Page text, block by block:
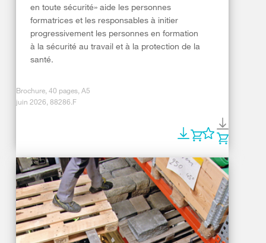
en toute sécurité» aide les personnes
formatrices et les responsables à initier
progressivement les personnes en formation
à la sécurité au travail et à la protection de la
santé.
Brochure, 40 pages, A5
juin 2026, 88286.F